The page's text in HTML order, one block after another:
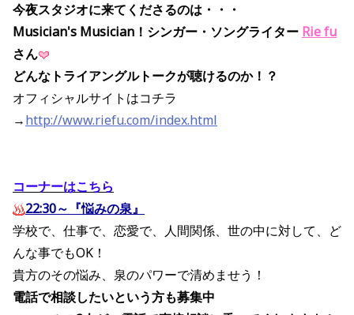
今夜スタジオに来てくださるのは・・・
Musician's Musician！シンガー・ソングライター Rie fu
さん
どんなトライアングルトークが聴けるのか！？
オフィシャルサイトはコチラ
→http://www.riefu.com/index.html
コーナーはこちら
22:30～『悩みの泉』
学校で、仕事で、恋愛で、人間関係、世の中に対して、ど
んな事でもOK！
貴方のその悩み、泉のパワーで清めませう！
電話で相談したいという方も募集中